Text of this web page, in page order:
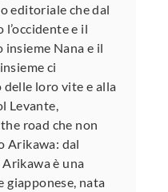
editoriale che dal
e il
Nana e il
ci
loro vite e alla
Levante,
road che non
Arikawa: dal
è una
giapponese, nata